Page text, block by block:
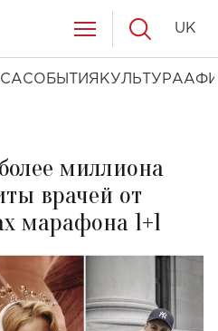
СОБЫТИЯ КУЛЬТУРА
UK
миллиона
врачей от
марафона 1+1